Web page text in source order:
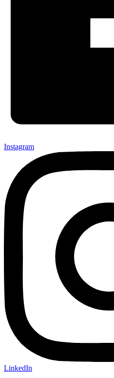
Instagram
LinkedIn